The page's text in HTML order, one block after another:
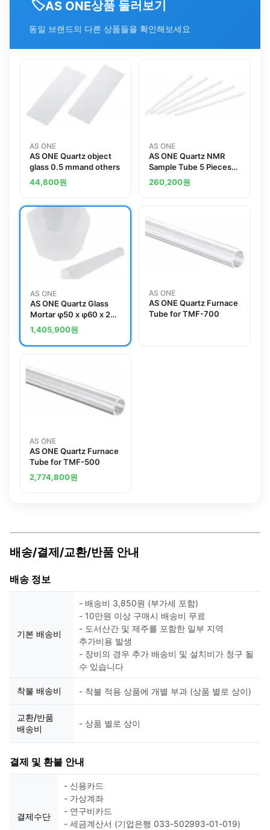
🏷️AS ONE상품 둘러보기
동일 브랜드의 다른 상품들을 확인해보세요
AS ONE
AS ONE Quartz object
glass 0.5 mmand others
44,800원
AS ONE
AS ONE Quartz NMR
Sample Tube 5 Pieces
AS1NMR002
260,200원
AS ONE
AS ONE Quartz Glass
Mortar φ50 x φ60 x 20
with Pestleand others
1,405,900원
AS ONE
AS ONE Quartz Furnace
Tube for TMF-700
AS ONE
AS ONE Quartz Furnace
Tube for TMF-500
2,774,800원
배송/결제/교환/반품 안내
배송 정보
기본 배송비
- 배송비 3,850원 (부가세 포함)
- 10만원 이상 구매시 배송비 무료
- 도서산간 및 제주를 포함한 일부 지역
추가비용 발생
- 장비의 경우 추가 배송비 및 설치비가 청구 될
수 있습니다
착불 배송비 - 착불 적용 상품에 개별 부과 (상품 별로 상이)
교환/반품
배송비
- 상품 별로 상이
결제 및 환불 안내
결제수단
- 신용카드
- 가상계좌
- 연구비카드
- 세금계산서 (기업은행 033-502993-01-019)